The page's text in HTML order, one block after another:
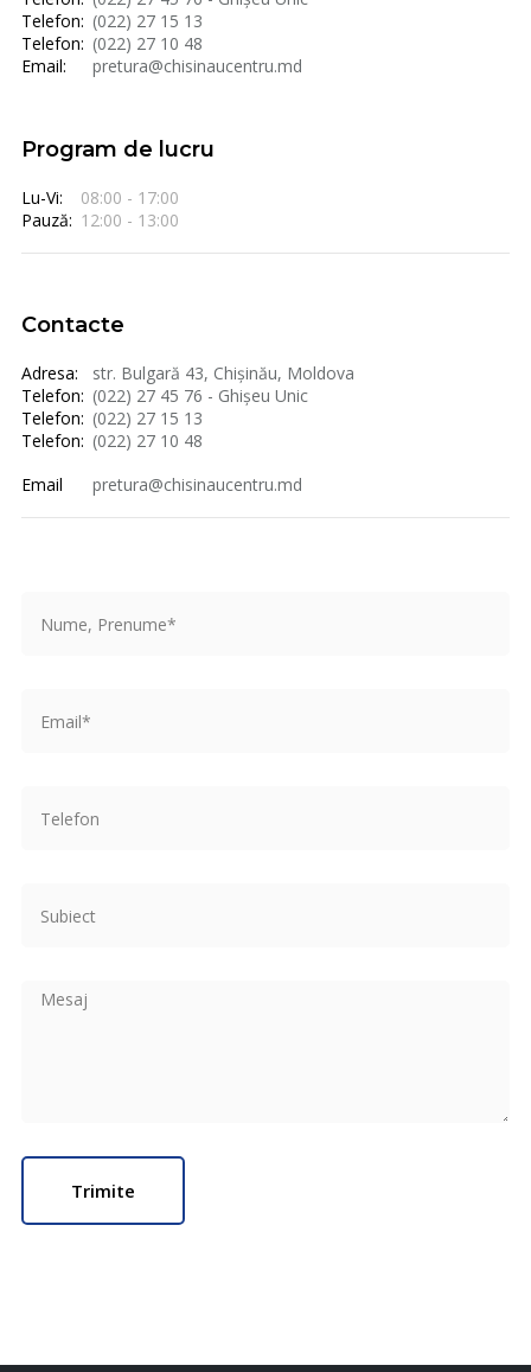
Telefon: (022) 27 15 13
Telefon: (022) 27 10 48
Email:
pretura@chisinaucentru.md
Program de lucru
Lu-Vi:
08:00 - 17:00
Pauză: 12:00 - 13:00
Contacte
Adresa:
str. Bulgară 43, Chișinău, Moldova
Telefon: (022) 27 45 76 - Ghișeu Unic
Telefon: (022) 27 15 13
Telefon: (022) 27 10 48
Email
pretura@chisinaucentru.md